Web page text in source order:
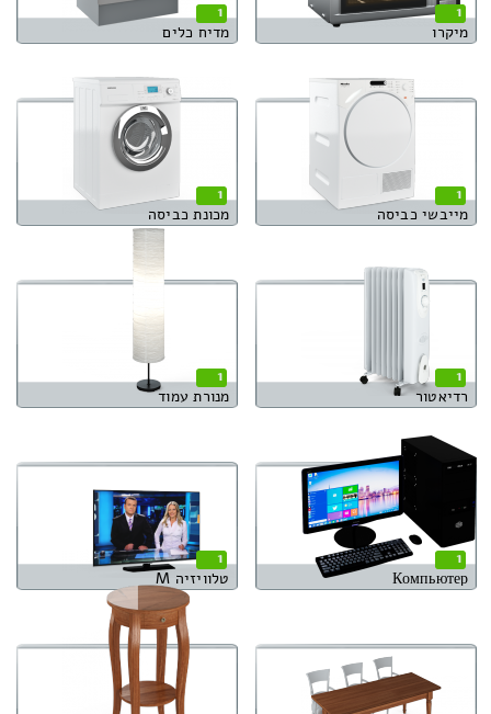
1
מיקרו
1
מדיח כלים
1
מייבשי כביסה
1
מכונת כביסה
1
רדיאטור
1
מנורת עמוד
1
Компьютер
1
טלוויזיה M